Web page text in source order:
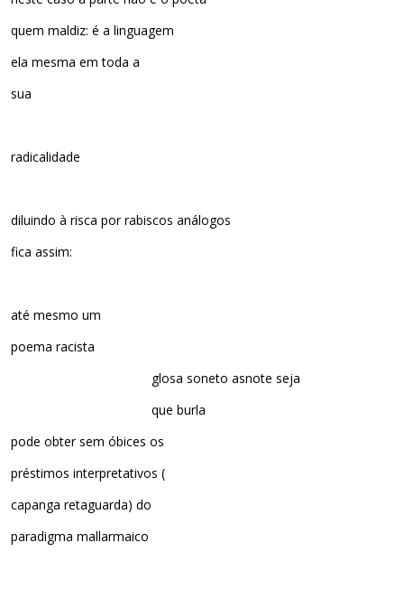
quem maldiz: é a linguagem
ela mesma em toda a
sua
radicalidade
diluindo à risca por rabiscos análogos
fica assim:
até mesmo um
poema racista
glosa soneto asnote seja
que burla
pode obter sem óbices os
préstimos interpretativos (
capanga retaguarda) do
paradigma mallarmaico